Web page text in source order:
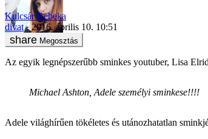
Kulcsár Rebeka
divat
2016. április 10. 10:51
Megosztás
Az egyik legnépszerűbb sminkes youtuber, Lisa
Michael Ashton, Adele személyi sminkese!!!!
Adele világhírűen tökéletes és utánozhatatlan